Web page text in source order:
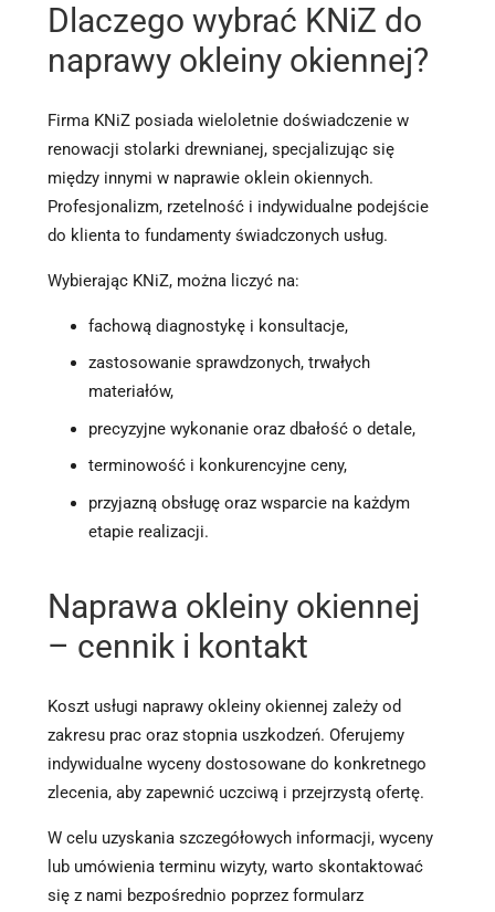
Dlaczego wybrać KNiZ do
naprawy okleiny okiennej?
Firma KNiZ posiada wieloletnie doświadczenie w
renowacji stolarki drewnianej, specjalizując się
między innymi w naprawie oklein okiennych.
Profesjonalizm, rzetelność i indywidualne podejście
do klienta to fundamenty świadczonych usług.
Wybierając KNiZ, można liczyć na:
fachową diagnostykę i konsultacje,
zastosowanie sprawdzonych, trwałych
materiałów,
precyzyjne wykonanie oraz dbałość o detale,
terminowość i konkurencyjne ceny,
przyjazną obsługę oraz wsparcie na każdym
etapie realizacji.
Naprawa okleiny okiennej
– cennik i kontakt
Koszt usługi naprawy okleiny okiennej zależy od
zakresu prac oraz stopnia uszkodzeń. Oferujemy
indywidualne wyceny dostosowane do konkretnego
zlecenia, aby zapewnić uczciwą i przejrzystą ofertę.
W celu uzyskania szczegółowych informacji, wyceny
lub umówienia terminu wizyty, warto skontaktować
się z nami bezpośrednio poprzez formularz